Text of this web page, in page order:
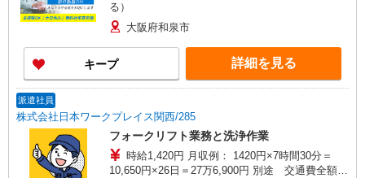
る）
大阪府和泉市
キープ 詳細を見る
派遣社員
株式会社日本ワークプレイス関西/285
フォークリフト業務と洗浄作業
時給1,420円 月収例： 1420円×7時間30分＝
10,650円×26日＝27万6,900円 別途 交通費全額支